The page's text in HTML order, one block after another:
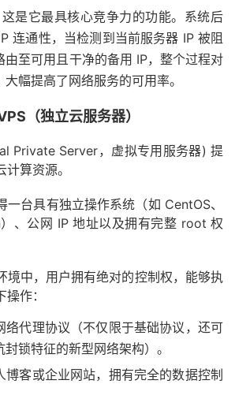
是它最具核心竞争力的功能。系统后
连通性，当检测到当前服务器 IP 被阻
由至可用且干净的备用 IP，整个过程对
幅提高了网络服务的可用率。
（独立云服务器）
Private Server，虚拟专用服务器) 提
算资源。
一台具有独立操作系统（如 CentOS、
、公网 IP 地址以及拥有完整 root 权
境中，用户拥有绝对的控制权，能够执
作：
络代理协议（不仅限于基础协议，还可
锁特征的新型网络架构）。
博客或企业网站，拥有完全的数据控制